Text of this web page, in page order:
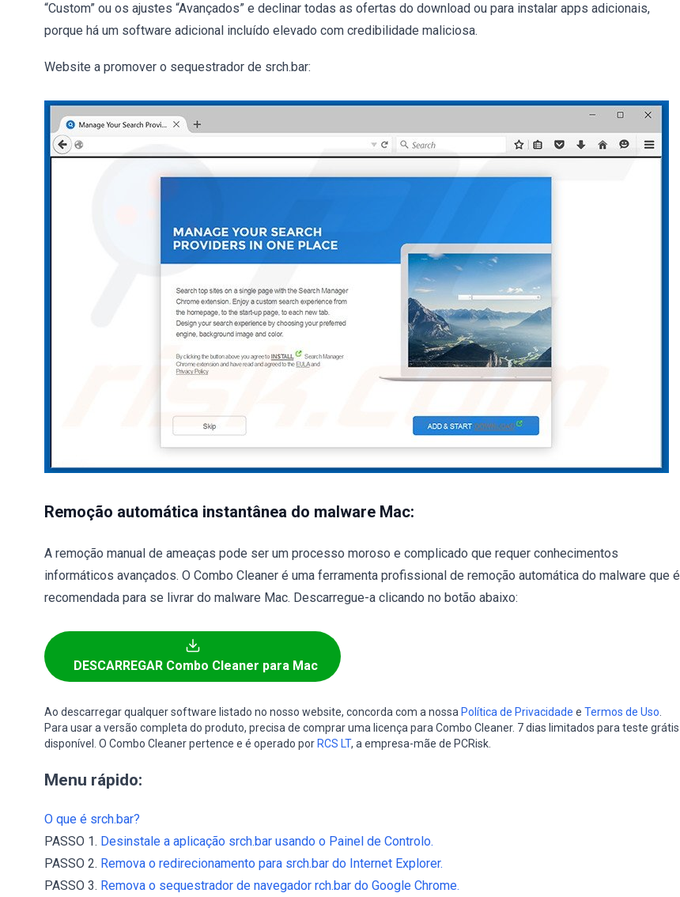
“Custom” ou os ajustes “Avançados” e declinar todas as ofertas do download ou para instalar apps adicionais,
porque há um software adicional incluído elevado com credibilidade maliciosa.
Website a promover o sequestrador de srch.bar:
Remoção automática instantânea do malware Mac:
A remoção manual de ameaças pode ser um processo moroso e complicado que requer conhecimentos
informáticos avançados. O Combo Cleaner é uma ferramenta profissional de remoção automática do malware que é
recomendada para se livrar do malware Mac. Descarregue-a clicando no botão abaixo:
DESCARREGAR Combo Cleaner para Mac
Ao descarregar qualquer software listado no nosso website, concorda com a nossa Política de Privacidade e Termos de Uso
Para usar a versão completa do produto, precisa de comprar uma licença para Combo Cleaner. 7 dias limitados para teste grátis
disponível. O Combo Cleaner pertence e é operado por RCS LT, a empresa-mãe de PCRisk.
Menu rápido:
O que é srch.bar?
PASSO 1. Desinstale a aplicação srch.bar usando o Painel de Controlo.
PASSO 2. Remova o redirecionamento para srch.bar do Internet Explorer.
PASSO 3. Remova o sequestrador de navegador rch.bar do Google Chrome.